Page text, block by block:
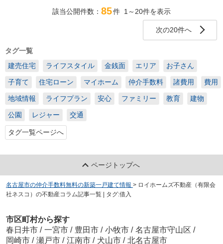
該当公開件数： 85件 1～20件を表示
次の20件へ
タグ一覧
建売住宅
ライフスタイル 金銭面 エリア お子さん
子育て 住宅ローン マイホーム 仲介手数料 諸費用 費用
地域情報 ライフプラン 安心 ファミリー 教育 建物
公園 レジャー 交通
タグ一覧ページへ
ページトップへ
名古屋市の仲介手数料無料の新築一戸建て情報 > ロイホームズ不動産（有限会
社ネスコ）の不動産コラム記事一覧 | タグ:借入
市区町村から探す
春日井市 / 一宮市 / 豊田市 / 小牧市 / 名古屋市守山区 /
岡崎市 / 瀬戸市 / 江南市 / 犬山市 / 北名古屋市